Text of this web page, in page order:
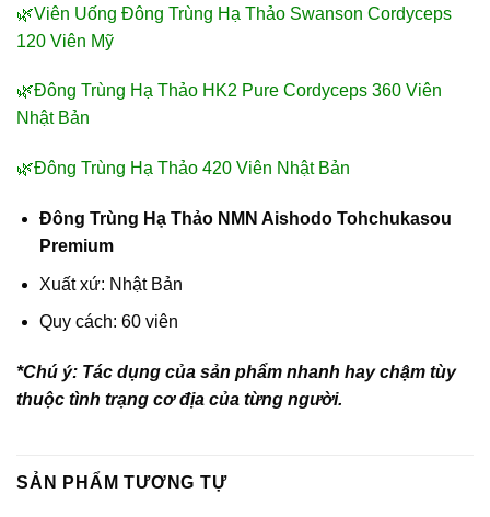
🌿Viên Uống Đông Trùng Hạ Thảo Swanson Cordyceps
120 Viên Mỹ
🌿Đông Trùng Hạ Thảo HK2 Pure Cordyceps 360 Viên
Nhật Bản
🌿Đông Trùng Hạ Thảo 420 Viên Nhật Bản
Đông Trùng Hạ Thảo NMN Aishodo Tohchukasou
Premium
Xuất xứ: Nhật Bản
Quy cách: 60 viên
*Chú ý: Tác dụng của sản phẩm nhanh hay chậm tùy
thuộc tình trạng cơ địa của từng người.
SẢN PHẨM TƯƠNG TỰ